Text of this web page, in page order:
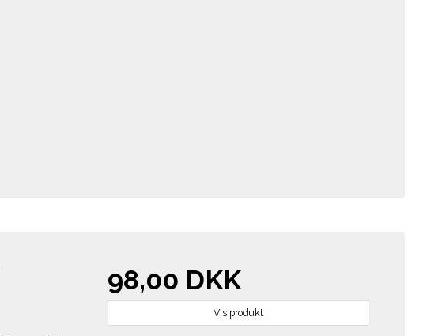
98,00 DKK
Vis produkt